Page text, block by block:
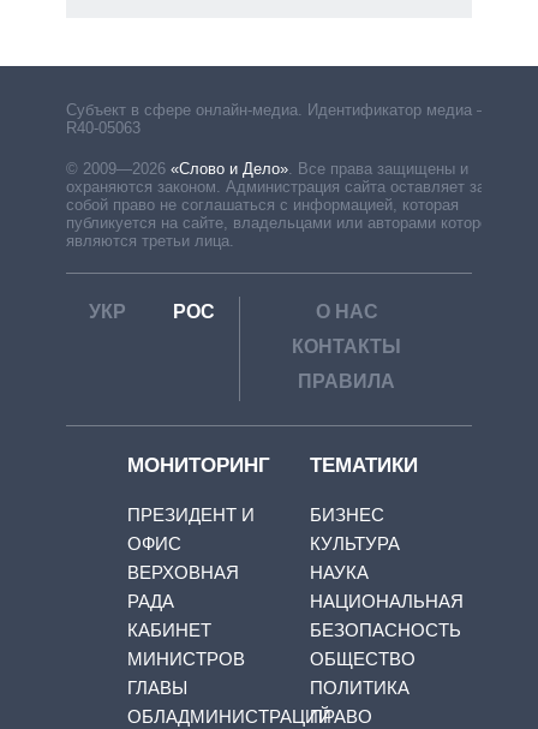
Субъект в сфере онлайн-медиа. Идентификатор медиа –
R40-05063
© 2009—2026 «Слово и Дело». Все права защищены и
охраняются законом. Администрация сайта оставляет за
собой право не соглашаться с информацией, которая
публикуется на сайте, владельцами или авторами которой
являются третьи лица.
УКР РОС
О НАС
КОНТАКТЫ
ПРАВИЛА
МОНИТОРИНГ
ПРЕЗИДЕНТ И
ОФИС
ВЕРХОВНАЯ
РАДА
КАБИНЕТ
МИНИСТРОВ
ГЛАВЫ
ОБЛАДМИНИСТРАЦИЙ
ТЕМАТИКИ
БИЗНЕС
КУЛЬТУРА
НАУКА
НАЦИОНАЛЬНАЯ
БЕЗОПАСНОСТЬ
ОБЩЕСТВО
ПОЛИТИКА
ПРАВО